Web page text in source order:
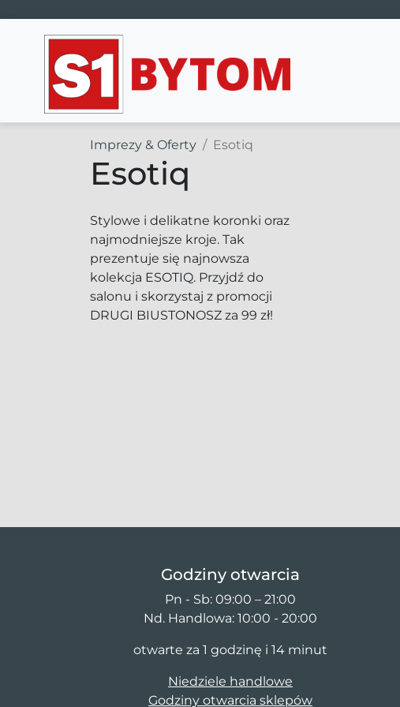
Main Navigation
Imprezy & Oferty Esotiq
Esotiq
Stylowe i delikatne koronki oraz
najmodniejsze kroje. Tak
prezentuje się najnowsza
kolekcja ESOTIQ. Przyjdź do
salonu i skorzystaj z promocji
DRUGI BIUSTONOSZ za 99 zł!
Godziny otwarcia
Pn - Sb: 09:00 – 21:00
Nd. Handlowa: 10:00 - 20:00
otwarte za 1 godzinę i 14 minut
Niedziele handlowe
Godziny otwarcia sklepów